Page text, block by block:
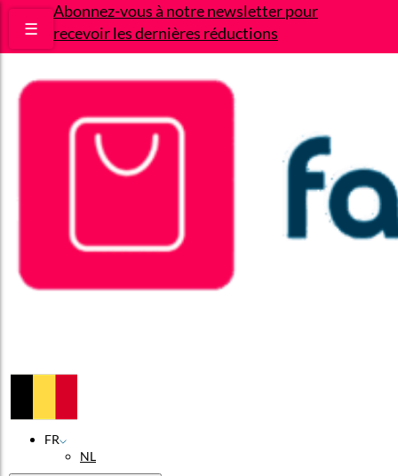
Abonnez-vous à notre newsletter pour
recevoir les dernières réductions
☰
FR
NL